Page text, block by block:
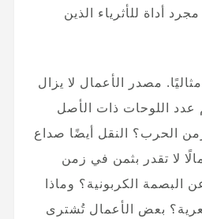
أداة للأثرياء الذين
مصدر الأعمال لا يزال
عدد اللوحات ذات الأصل
الحرب؟ النقل أيضًا صداع
لا تقدر بثمن في زمن
البصمة الكربونية؟ وماذا
بعض الأعمال تُشترى